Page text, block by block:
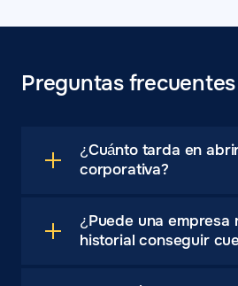
Preguntas frecuentes
¿Cuánto tarda en
corporativa?
¿Puede una empresa
historial conseguir